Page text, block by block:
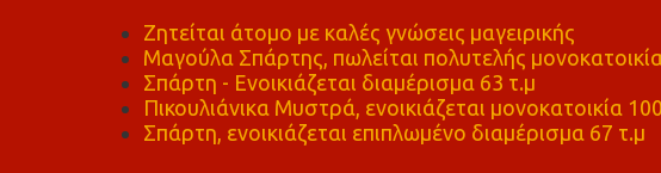
Ζητείται άτομο με καλές γνώσεις μαγειρικής
Μαγούλα Σπάρτης, πωλείται πολυτελής
Σπάρτη - Ενοικιάζεται διαμέρισμα 63 τ.μ
Πικουλιάνικα Μυστρά, ενοικιάζεται μονοκατοικία
Σπάρτη, ενοικιάζεται επιπλωμένο διαμέρισμα 67 τ.μ